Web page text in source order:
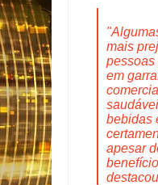
mais
pessoas
em
bebidas
apesar